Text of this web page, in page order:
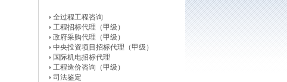
全过程工程咨询
工程招标代理（甲级）
政府采购代理（甲级）
中央投资项目招标代理（甲级）
国际机电招标代理
工程造价咨询（甲级）
司法鉴定